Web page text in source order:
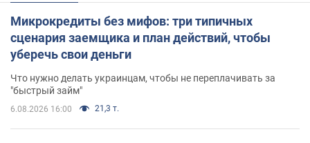
Микрокредиты без мифов: три типичных
сценария заемщика и план действий, чтобы
уберечь свои деньги
Что нужно делать украинцам, чтобы не переплачивать за
"быстрый займ"
6.08.2026 16:00 21,3 т.